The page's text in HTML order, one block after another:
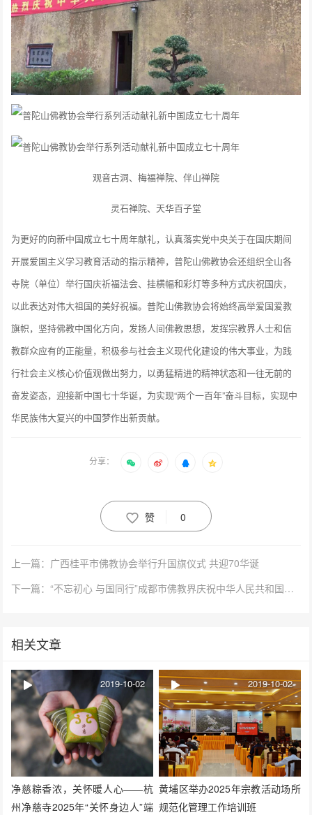
观音古洞、梅福禅院、伴山禅院
灵石禅院、天华百子堂
为更好的向新中国成立七十周年献礼，认真落实党中央关于在国庆期间
开展爱国主义学习教育活动的指示精神，普陀山佛教协会还组织全山各
寺院（单位）举行国庆祈福法会、挂横幅和彩灯等多种方式庆祝国庆，
以此表达对伟大祖国的美好祝福。普陀山佛教协会将始终高举爱国爱教
旗帜，坚持佛教中国化方向，发扬人间佛教思想，发挥宗教界人士和信
教群众应有的正能量，积极参与社会主义现代化建设的伟大事业，为践
行社会主义核心价值观做出努力，以勇猛精进的精神状态和一往无前的
奋发姿态，迎接新中国七十华诞，为实现“两个一百年”奋斗目标，实现中
华民族伟大复兴的中国梦作出新贡献。
分享：
赞 0
上一篇：广西桂平市佛教协会举行升国旗仪式 共迎70华诞
下一篇：“不忘初心 与国同行”成都市佛教界庆祝中华人民共和国成立70周年活动隆重举行
相关文章
净慈粽香浓，关怀暖人心——杭
州净慈寺2025年“关怀身边人”端
2019-10-02
黄埔区举办2025年宗教活动场所
规范化管理工作培训班
2019-10-02